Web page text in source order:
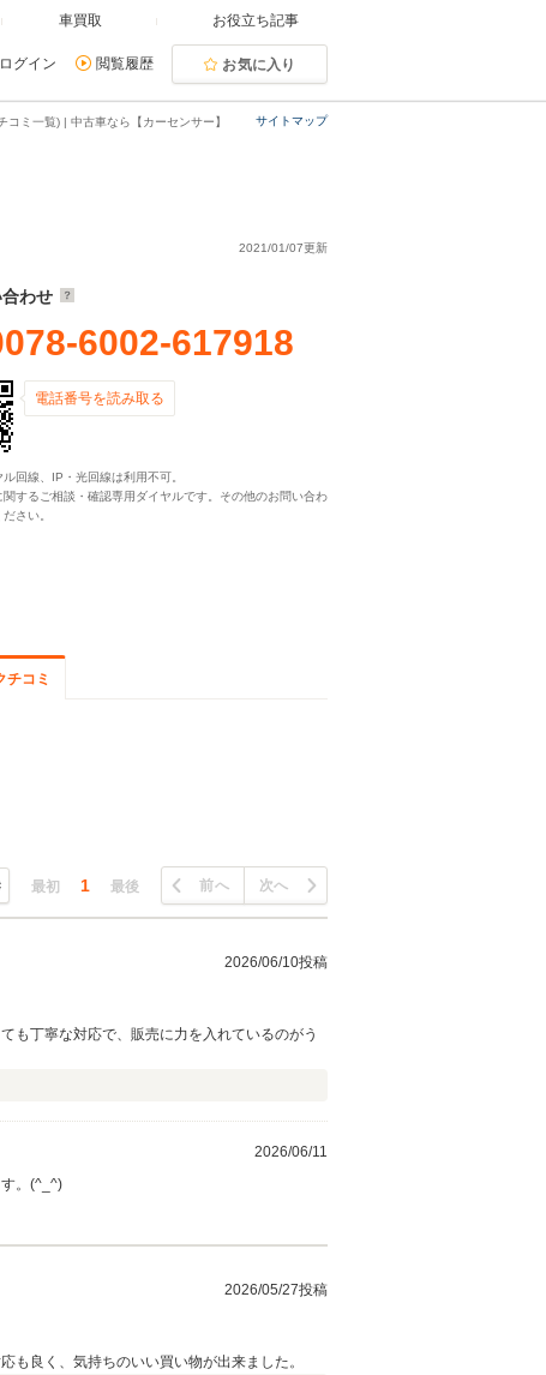
車買取 お役立ち記事
ログイン 閲覧履歴 お気に入り
サイトマップ
コミ一覧) | 中古車なら【カーセンサー】
2021/01/07更新
わせ
6002-617918
電話番号を読み取る
回線、IP・光回線は利用不可。
するご相談・確認専用ダイヤルです。その他のお問い合わ
さい。
チコミ
最初 1 最後 前へ 次へ
2026/06/10投稿
も丁寧な対応で、販売に力を入れているのがう
2026/06/11
。(^_^)
2026/05/27投稿
良く、気持ちのいい買い物が出来ました。